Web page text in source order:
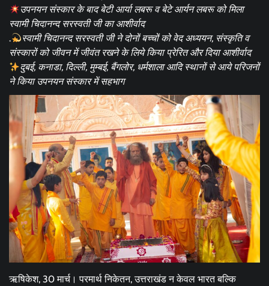
उपनयन संस्कार के बाद बेटी आर्या लबरू व बेटे आर्यन लबरू को मिला
स्वामी चिदानन्द सरस्वती जी का आशीर्वाद
.
स्वामी चिदानन्द सरस्वती जी ने दोनों बच्चों को वेद अध्ययन, संस्कृति व
संस्कारों को जीवन में जीवंत रखने के लिये किया प्रेरित और दिया आशीर्वाद
दुबई, कनाडा, दिल्ली, मुम्बई, बैंगलोर, धर्मशाला आदि स्थानों से आये परिजनों
ने किया उपनयन संस्कार में सहभाग
ऋषिकेश, 30 मार्च। परमार्थ निकेतन, उत्तराखंड न केवल भारत बल्कि